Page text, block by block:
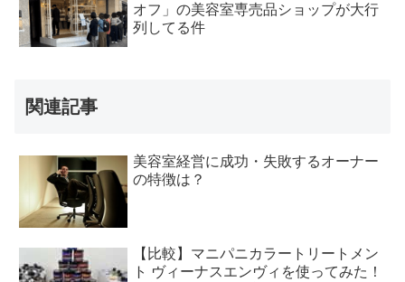
オフ」の美容室専売品ショップが大行
列してる件
関連記事
美容室経営に成功・失敗するオーナー
の特徴は？
【比較】マニパニカラートリートメン
ト ヴィーナスエンヴィを使ってみた！